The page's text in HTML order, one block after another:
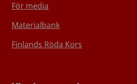
För media
Materialbank
Finlands Röda Kors